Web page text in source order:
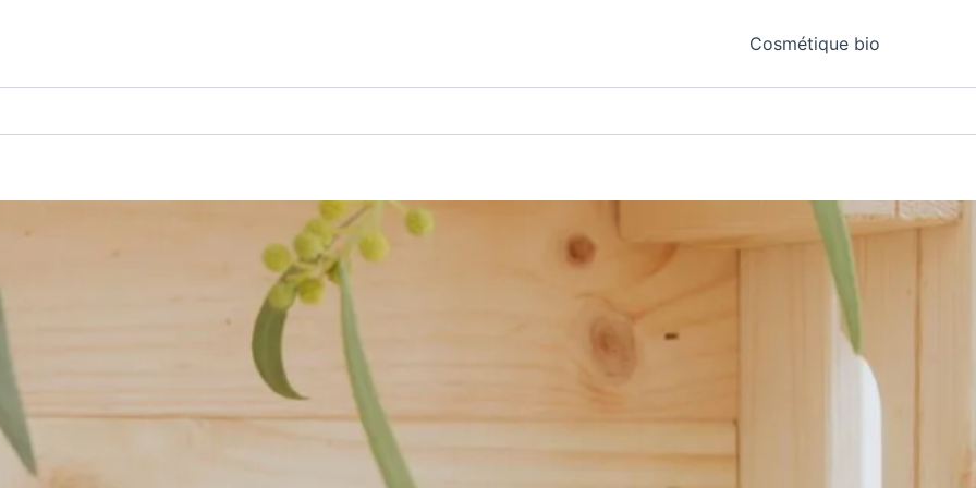
Cosmétique bio